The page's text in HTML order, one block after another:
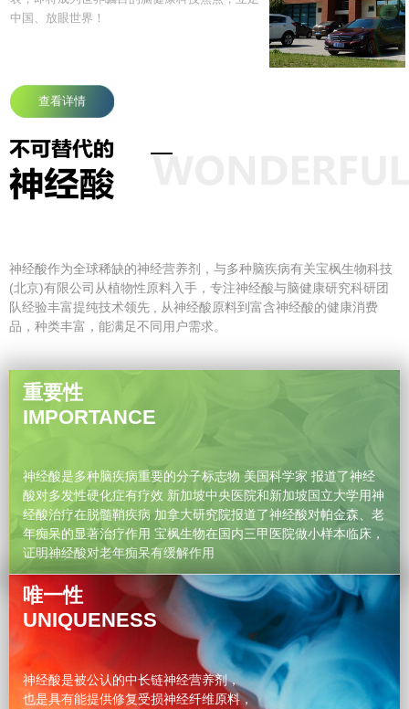
中国、放眼世界！
查看详情
神经酸作为全球稀缺的神经营养剂，与多种脑疾病有关宝枫生物科技
(北京)有限公司从植物性原料入手，专注神经酸与脑健康研究科研团
队经验丰富提纯技术领先 , 从神经酸原料到富含神经酸的健康消费
品，种类丰富，能满足不同用户需求。
重要性
IMPORTANCE
神经酸是多种脑疾病重要的分子标志物 美国科学家 报道了神经
酸对多发性硬化症有疗效 新加坡中央医院和新加坡国立大学用神
经酸治疗在脱髓鞘疾病 加拿大研究院报道了神经酸对帕金森、老
年痴呆的显著治疗作用 宝枫生物在国内三甲医院做小样本临床，
证明神经酸对老年痴呆有缓解作用
唯一性
UNIQUENESS
神经酸是被公认的中长链神经营养剂，
也是具有能提供修复受损神经纤维原料，